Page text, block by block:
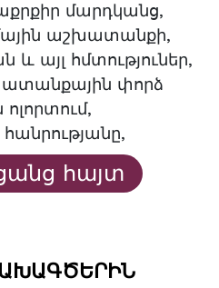
մարդկանց,
աշխատանքի,
և այլ հմտություներ,
փորձ
հայտ